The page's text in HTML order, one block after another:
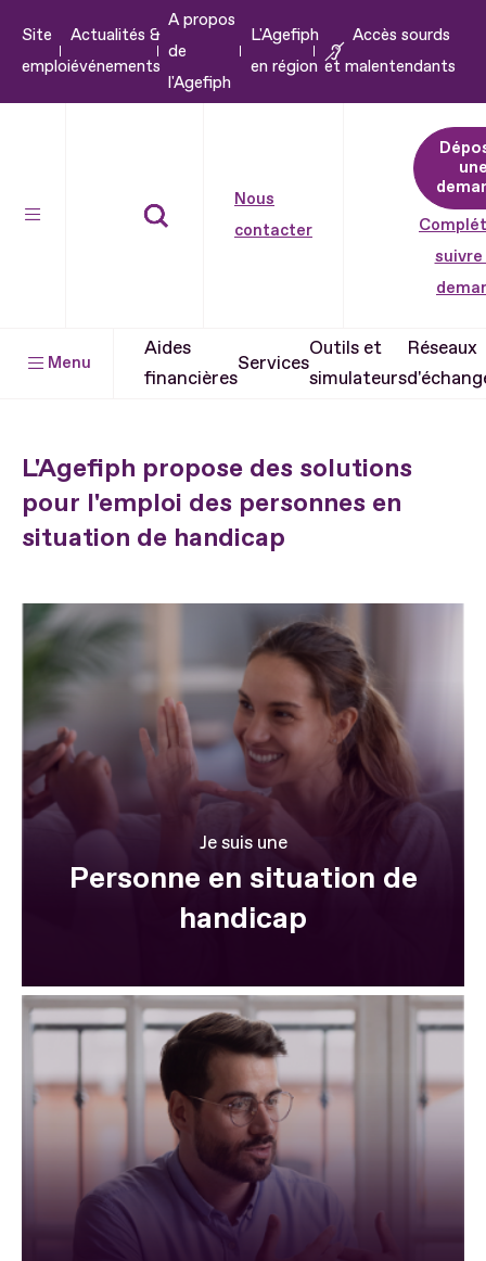
Aller
Site
emploi
Actualités &
événements
A propos
de
l'Agefiph
L'Agefiph
en région
Accès sourds
et malentendants
Nous
contacter
suivre
Menu
Aides
financières
Services
Outils et
simulateurs
Réseaux
L'Agefiph propose des solutions
pour l'emploi des personnes en
situation de handicap
Je suis une
Personne en situation de
handicap